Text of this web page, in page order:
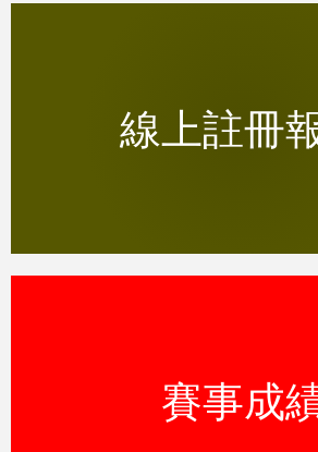
線上註冊
註冊報名漢密爾頓島越陵
REGISTER NOW
賽事成
查看越陵馬拉松路跑賽
觀看賽事成績